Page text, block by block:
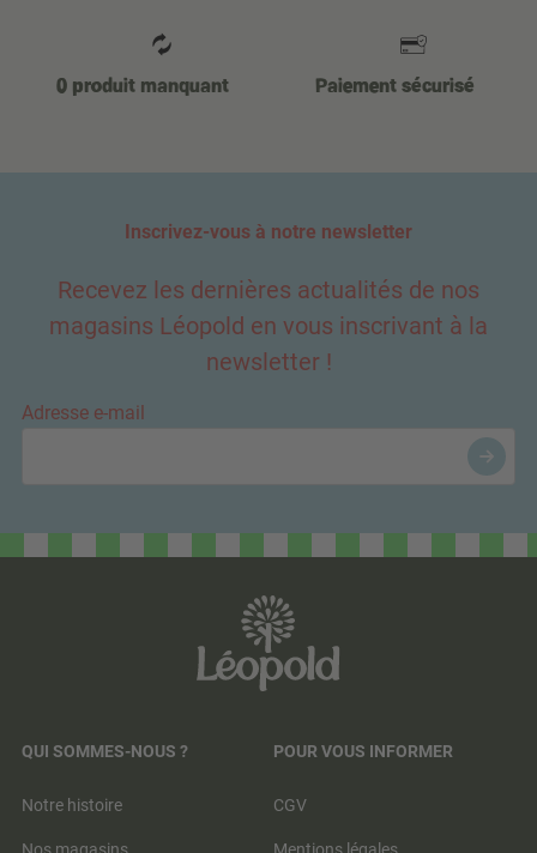
0 produit manquant Paiement sécurisé
Inscrivez-vous à notre newsletter
Recevez les dernières actualités de nos
magasins Léopold en vous inscrivant à la
newsletter !
Adresse e-mail
QUI SOMMES-NOUS ?
Notre histoire
POUR VOUS INFORMER
CGV